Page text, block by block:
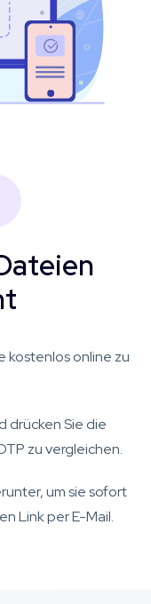
kostenlos online zu
drücken Sie die
zu vergleichen.
um sie sofort
Link per E-Mail.